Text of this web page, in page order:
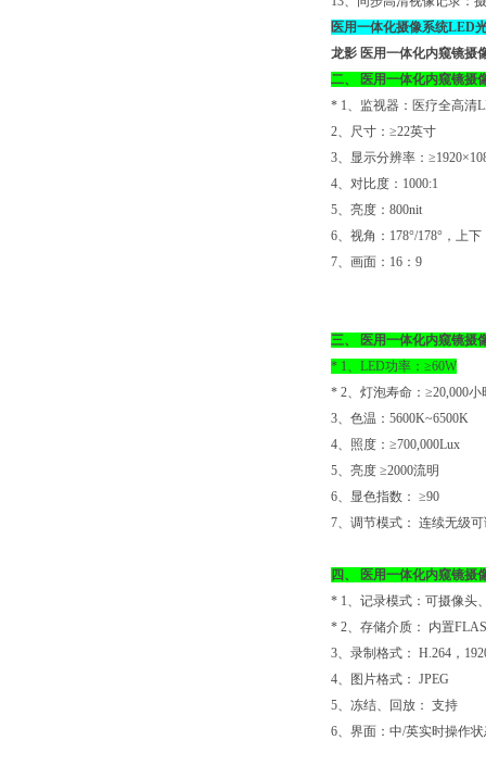
医用一体化摄像系统LED
龙影 医用一体化内窥镜摄
二、
医用一体化内窥镜摄
* 1、监视器：医疗全高清
2、尺寸：≥22英寸
3、显示分辨率：
4、对比度：1000:1
5、亮度：800nit
6、视角：178°/178°，上下
7、画面：16：9
三、
医用一体化内窥镜摄
* 1、LED功率：≥60W
* 2、灯泡寿命：≥20,000小
3、色温：5600K~6500K
4、照度：≥700,000Lux
5、亮度 ≥2000流明
6、显色指数： ≥90
7、调节模式： 连续无级
四、
医用一体化内窥镜摄
* 1、记录模式：可摄像头
* 2、存储介质： 内置
3、录制格式： H.264，
4、图片格式： JPEG
5、冻结、回放： 支持
6、界面：中/英实时操作